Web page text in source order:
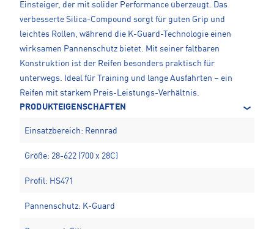
Einsteiger, der mit solider Performance überzeugt. Das
verbesserte Silica-Compound sorgt für guten Grip und
leichtes Rollen, während die K-Guard-Technologie einen
wirksamen Pannenschutz bietet. Mit seiner faltbaren
Konstruktion ist der Reifen besonders praktisch für
unterwegs. Ideal für Training und lange Ausfahrten – ein
Reifen mit starkem Preis-Leistungs-Verhältnis.
PRODUKTEIGENSCHAFTEN
Einsatzbereich: Rennrad
Größe: 28-622 (700 x 28C)
Profil: HS471
Pannenschutz: K-Guard